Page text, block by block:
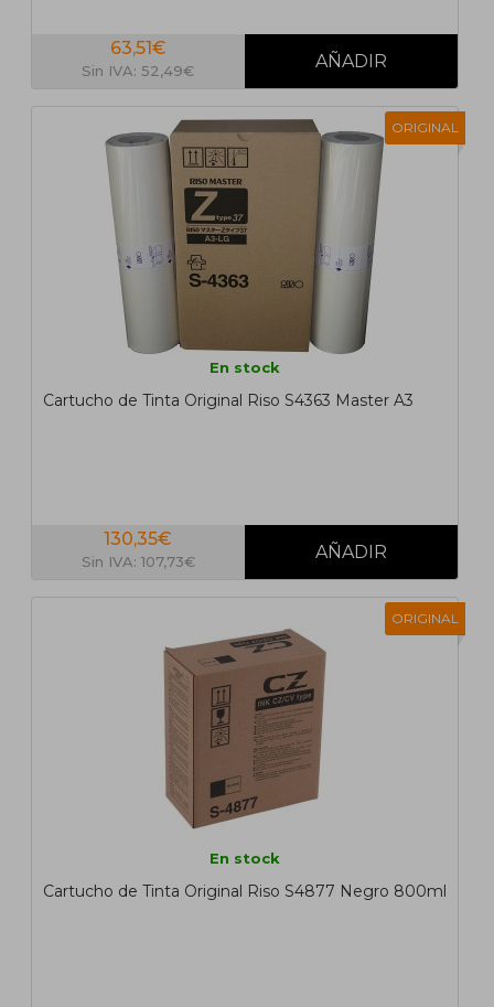
63,51€
Sin IVA: 52,49€
ORIGINAL
En stock
Cartucho de Tinta Original Riso S4363 Master A3
130,35€
Sin IVA: 107,73€
ORIGINAL
En stock
Cartucho de Tinta Original Riso S4877 Negro 800ml